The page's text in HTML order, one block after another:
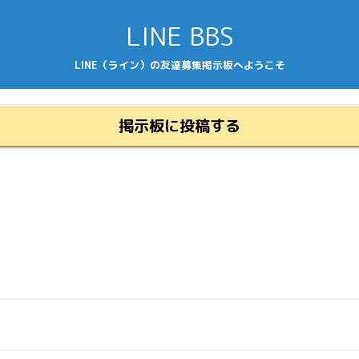
LINE BBS
LINE（ライン）の友達募集掲示板へようこそ
掲示板に投稿する